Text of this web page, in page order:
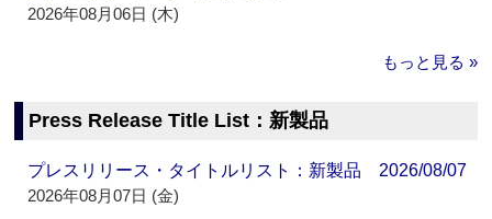
2026年08月06日 (木)
もっと見る »
Press Release Title List：新製品
プレスリリース・タイトルリスト：新製品 2026/08/07
2026年08月07日 (金)